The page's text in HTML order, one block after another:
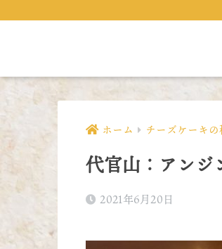
ホーム チーズケーキ
代官山：アンジ
2021年6月20日